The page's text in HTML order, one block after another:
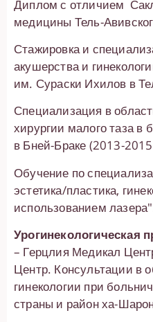
Диплом с отличием
медицины Тель-
Стажировка и
акушерства и
им. Сураски Ихилов в
Специализация в
хирургии малого таза
в Бней-Браке (2013-
Обучение по
эстетика/пластика,
использованием
Урогинекологическая
– Герцлия Медикал
Центр. Консультации в
гинекологии при
страны и район ха-